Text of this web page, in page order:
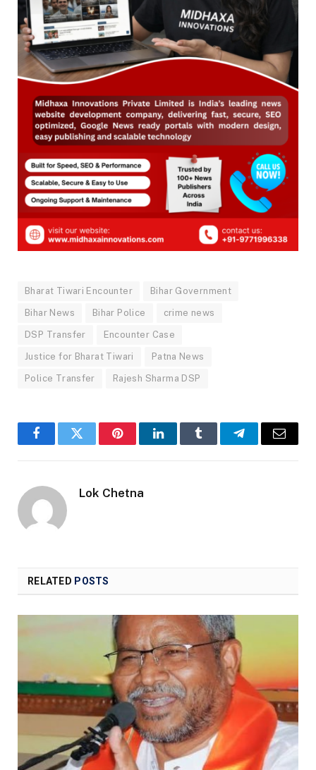
Bharat Tiwari Encounter Bihar Government
Bihar News Bihar Police crime news
DSP Transfer Encounter Case
Justice for Bharat Tiwari Patna News
Police Transfer Rajesh Sharma DSP
FacebookTwitter PinterestLinkedInTumblr TelegramEmail
Lok Chetna
RELATED POSTS